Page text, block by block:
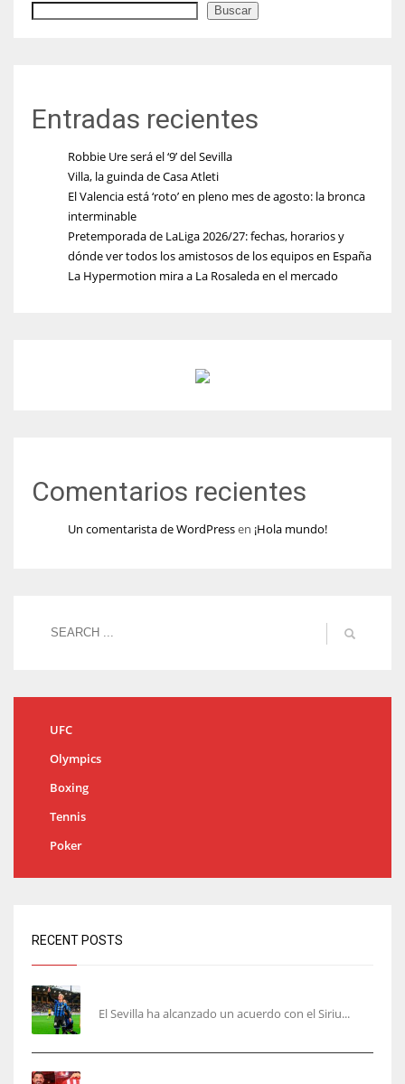
Buscar
Entradas recientes
Robbie Ure será el ‘9’ del Sevilla
Villa, la guinda de Casa Atleti
El Valencia está ‘roto’ en pleno mes de agosto: la bronca
interminable
Pretemporada de LaLiga 2026/27: fechas, horarios y
dónde ver todos los amistosos de los equipos en España
La Hypermotion mira a La Rosaleda en el mercado
Comentarios recientes
Un comentarista de WordPressen ¡Hola mundo!
UFC
Olympics
Boxing
Tennis
Poker
RECENT POSTS
El Sevilla ha alcanzado un acuerdo con el Siriu...